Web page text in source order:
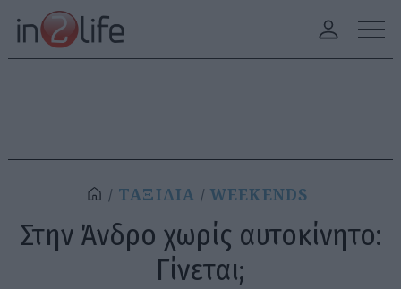
ΤΑΞΙΔΙΑ WEEKENDS
Στην Άνδρο χωρίς αυτοκίνητο:
Γίνεται;